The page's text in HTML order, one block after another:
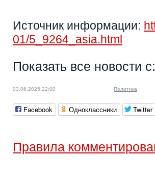
Источник информации:
01/5_9264_asia.html
Показать все новости с:
03.06.2025 22:00 Политика
Facebook Одноклассники Twitter
Правила